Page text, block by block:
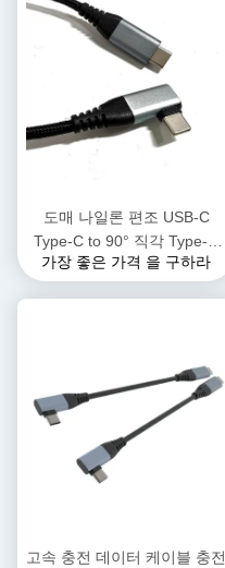
도매 나일론 편조 USB-C
Type-C to 90° 직각 Type-C
PD 60W 고속 충전기 케이블
가장 좋은 가격 을 구하라
고속 충전 데이터 케이블 충전